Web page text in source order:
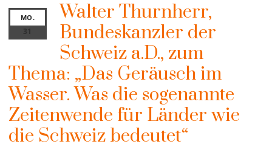
MO.
31
Walter Thurnherr,
Bundeskanzler der
Schweiz a.D., zum
Thema: „Das Geräusch im
Wasser. Was die sogenannte
Zeitenwende für Länder wie
die Schweiz bedeutet“